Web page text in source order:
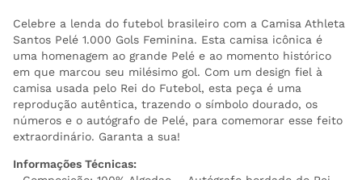
Celebre a lenda do futebol brasileiro com a Camisa Athleta
Santos Pelé 1.000 Gols Feminina. Esta camisa icônica é
uma homenagem ao grande Pelé e ao momento histórico
em que marcou seu milésimo gol. Com um design fiel à
camisa usada pelo Rei do Futebol, esta peça é uma
reprodução autêntica, trazendo o símbolo dourado, os
números e o autógrafo de Pelé, para comemorar esse feito
extraordinário. Garanta a sua!
Informações Técnicas: